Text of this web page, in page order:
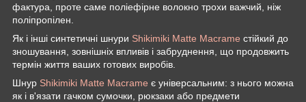
фактура, проте саме поліефірне волокно трохи важчий, ніж
поліпропілен.
Як і інші синтетичні шнури Shikimiki Matte Macrame стійкий до
зношування, зовнішніх впливів і забруднення, що продовжить
термін життя ваших готових виробів.
Шнур Shikimiki Matte Macrame є універсальним: з нього можна
як і в'язати гачком сумочки, рюкзаки або предмети